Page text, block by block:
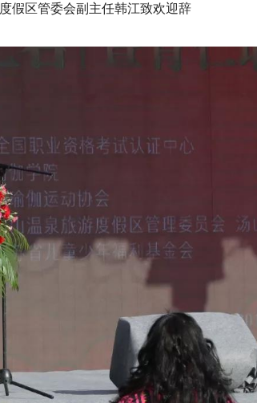
假区管委会副主任韩江致欢迎辞